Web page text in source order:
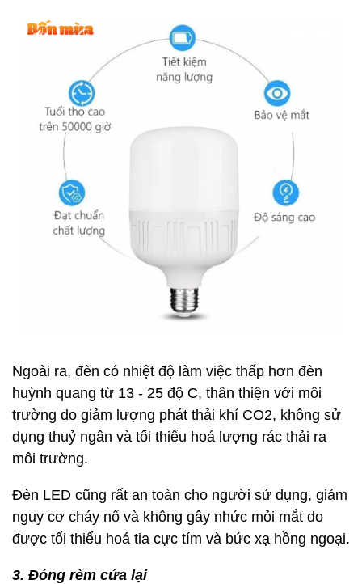
Ngoài ra, đèn có nhiệt độ làm việc thấp hơn đèn
huỳnh quang từ 13 - 25 độ C, thân thiện với môi
trường do giảm lượng phát thải khí CO2, không sử
dụng thuỷ ngân và tối thiểu hoá lượng rác thải ra
môi trường.
Đèn LED cũng rất an toàn cho người sử dụng, giảm
nguy cơ cháy nổ và không gây nhức mỏi mắt do
được tối thiểu hoá tia cực tím và bức xạ hồng ngoại.
3. Đóng rèm cửa lại